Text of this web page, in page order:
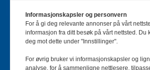
Jakt & Fiske er landets største og
jakt- og fiskeinteresserte med 195
Bladet er en månedlig publikasjon og
Informasjonskapsler og personvern
For å gi deg relevante annonser på vårt
informasjon fra ditt besøk på vårt nettsted. Du
deg mot dette under "Innstillinger".
For øvrig bruker vi informasjonskapsler og
analyse, for å sammenligne nettlesere,